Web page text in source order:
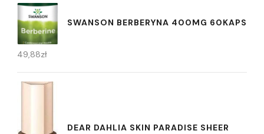
SWANSON BERBERYNA 400MG 60KAPS
49,88zł
DEAR DAHLIA SKIN PARADISE SHEER